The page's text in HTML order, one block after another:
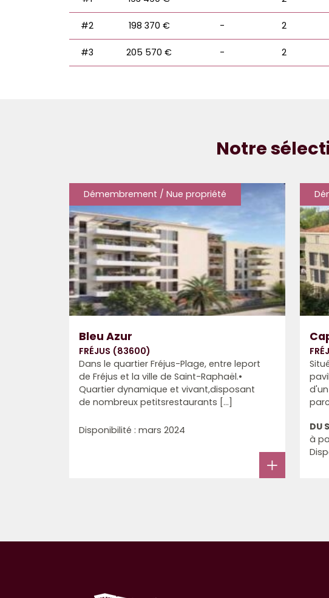
#2 198 370 € - 2
#3 205 570 € - 2
Notre
Démembrement / Nue propriété
Bleu Azur
FRÉJUS (83600)
Dans le quartier Fréjus-Plage, entre leport
de Fréjus et la ville de Saint-Raphaël.•
Quartier dynamique et vivant,disposant
de nombreux petitsrestaurants [...]
Disponibilité : mars 2024
DU
à